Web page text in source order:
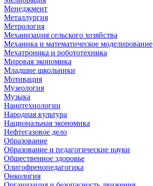
Менеджмент
Металлургия
Метрология
Механизация сельского хозяйства
Механика и математическое моделирование
Мехатроника и робототехника
Мировая экономика
Младшие школьники
Мотивация
Музеология
Музыка
Нанотехнологии
Народная культура
Национальная экономика
Нефтегазовое дело
Образование
Образование и педагогические науки
Общественное здоровье
Олигофренопедагогика
Онкология